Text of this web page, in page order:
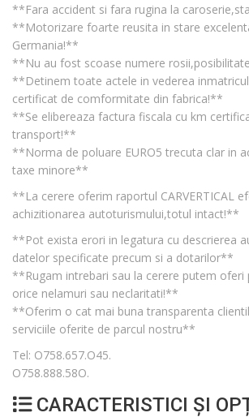
**Fara accident si fara rugina la
**Motorizare foarte reusita in stare
Germania!**
**Nu au fost scoase numere
**Detinem toate actele in vederea
certificat de comformitate din fabrica!**
**Se elibereaza factura fiscala cu km
transport!**
**Norma de poluare EURO5 trecuta clar in
taxe minore**
**La cerere oferim raportul CARVERTICAL
achizitionarea autoturismului,totul intact!**
**Pot exista erori in legatura cu descrierea
datelor specificate precum si a dotarilor**
**Rugam intrebari sau la cerere putem oferi
orice nelamuri sau neclaritati!**
**Oferim o cat mai buna transparenta
serviciile oferite de parcul nostru**
Tel: O758.657.O45.
O758.888.58O.
CARACTERISTICI ȘI